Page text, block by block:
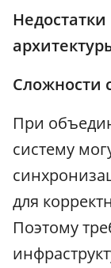
Сложности
При
систему
для
Поэтому